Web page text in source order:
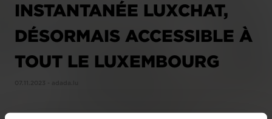
INSTANTANÉE LUXCHAT,
DÉSORMAIS ACCESSIBLE À
TOUT LE LUXEMBOURG